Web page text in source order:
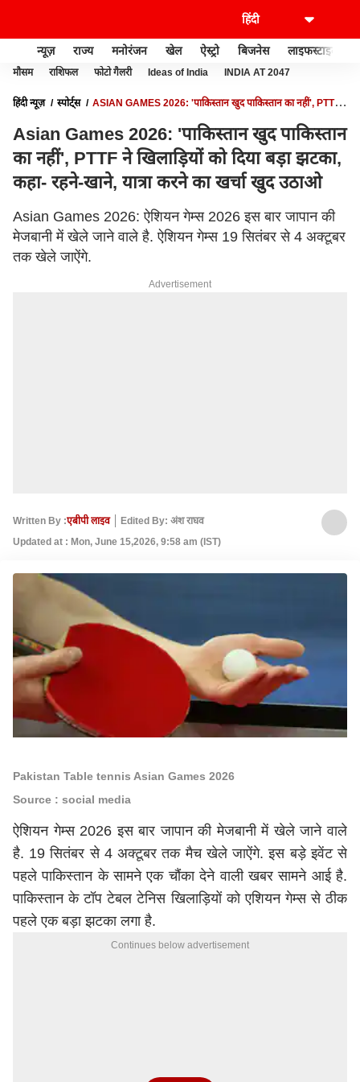
न्यूज़ राज्य मनोरंजन खेल ऐस्ट्रो बिजनेस लाइफस्टाइल
मौसम राशिफल फोटो गैलरी Ideas of India INDIA AT 2047
हिंदी न्यूज़ स्पोर्ट्स
ASIAN GAMES 2026: 'पाकिस्तान खुद पाकिस्तान का नहीं', PTTF
Asian Games 2026: 'पाकिस्तान खुद पाकिस्तान
का नहीं', PTTF ने खिलाड़ियों को दिया बड़ा झटका,
कहा- रहने-खाने, यात्रा करने का खर्चा खुद उठाओ
Asian Games 2026: ऐशियन गेम्स 2026 इस बार जापान की
मेजबानी में खेले जाने वाले है. ऐशियन गेम्स 19 सितंबर से 4 अक्टूबर
तक खेले जाऐंगे.
Advertisement
Written By :एबीपी लाइव
Edited By: अंश राघव
Updated at : Mon, June 15,2026, 9:58 am (IST)
Pakistan Table tennis Asian Games 2026
Source : social media
ऐशियन गेम्स 2026 इस बार जापान की मेजबानी में खेले जाने वाले
है. 19 सितंबर से 4 अक्टूबर तक मैच खेले जाऐंगे. इस बड़े इवेंट से
पहले पाकिस्तान के सामने एक चौंका देने वाली खबर सामने आई है.
पाकिस्तान के टॉप टेबल टेनिस खिलाड़ियों को एशियन गेम्स से ठीक
पहले एक बड़ा झटका लगा है.
Continues below advertisement